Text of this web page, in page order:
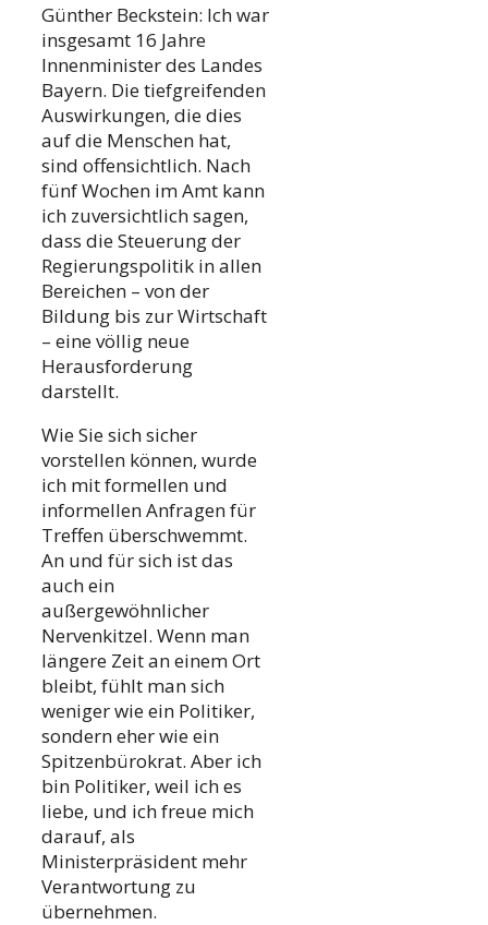
Günther Beckstein: Ich war
insgesamt 16 Jahre
Innenminister des Landes
Bayern. Die tiefgreifenden
Auswirkungen, die dies
auf die Menschen hat,
sind offensichtlich. Nach
fünf Wochen im Amt kann
ich zuversichtlich sagen,
dass die Steuerung der
Regierungspolitik in allen
Bereichen – von der
Bildung bis zur Wirtschaft
– eine völlig neue
Herausforderung
darstellt.
Wie Sie sich sicher
vorstellen können, wurde
ich mit formellen und
informellen Anfragen für
Treffen überschwemmt.
An und für sich ist das
auch ein
außergewöhnlicher
Nervenkitzel. Wenn man
längere Zeit an einem Ort
bleibt, fühlt man sich
weniger wie ein Politiker,
sondern eher wie ein
Spitzenbürokrat. Aber ich
bin Politiker, weil ich es
liebe, und ich freue mich
darauf, als
Ministerpräsident mehr
Verantwortung zu
übernehmen.